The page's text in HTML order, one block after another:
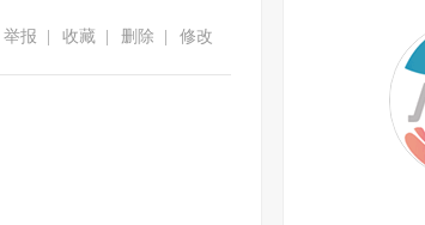
修改
删除
收藏
举报